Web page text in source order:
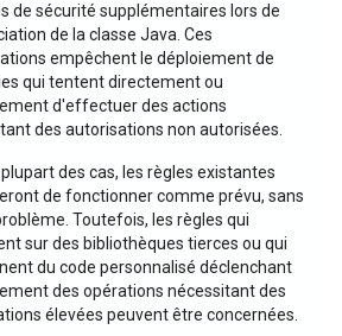
de sécurité supplémentaires lors de
de la classe Java. Ces
empêchent le déploiement de
qui tentent directement ou
d'effectuer des actions
des autorisations non autorisées.
plupart des cas, les règles existantes
de fonctionner comme prévu, sans
Toutefois, les règles qui
sur des bibliothèques tierces ou qui
du code personnalisé déclenchant
des opérations nécessitant des
élevées peuvent être concernées.